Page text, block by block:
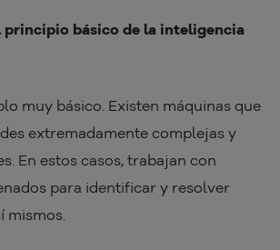
principio básico de la inteligencia
muy básico. Existen máquinas que
extremadamente complejas y
En estos casos, trabajan con
para identificar y resolver
mismos.